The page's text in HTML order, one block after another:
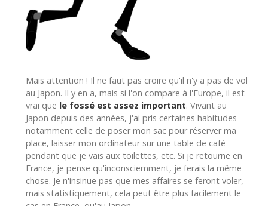
Mais attention ! Il ne faut pas croire qu'il n'y a pas de vol
au Japon. Il y en a, mais si l'on compare à l'Europe, il est
vrai que le fossé est assez important. Vivant au
Japon depuis des années, j'ai pris certaines habitudes
notamment celle de poser mon sac pour réserver ma
place, laisser mon ordinateur sur une table de café
pendant que je vais aux toilettes, etc. Si je retourne en
France, je pense qu'inconsciemment, je ferais la même
chose. Je n'insinue pas que mes affaires se feront voler,
mais statistiquement, cela peut être plus facilement le